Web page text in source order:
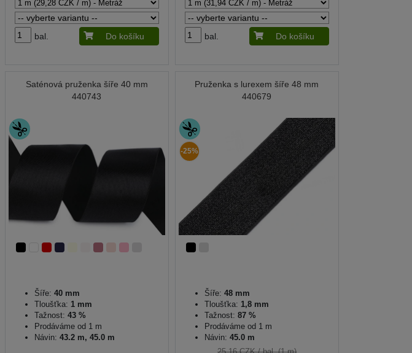
bal. Do košíku bal. Do košíku
Saténová pruženka šíře 40 mm
440743
Šíře: 40 mm
Tloušťka: 1 mm
Tažnost: 43 %
Prodáváme od 1 m
Návin: 43.2 m, 45.0 m
Pruženka s lurexem šíře 48 mm
440679
-25%
Šíře: 48 mm
Tloušťka: 1,8 mm
Tažnost: 87 %
Prodáváme od 1 m
Návin: 45.0 m